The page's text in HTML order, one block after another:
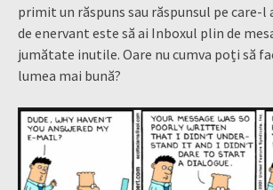
primit un răspuns sau răspunsul pe care-l
de enervant este să ai Inboxul plin de
jumătate inutile. Oare nu cumva poți să
lumea mai bună?